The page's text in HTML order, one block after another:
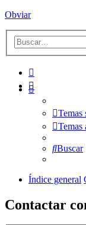
Obviar
Temas
Temas
Buscar
Índice general
Contactar